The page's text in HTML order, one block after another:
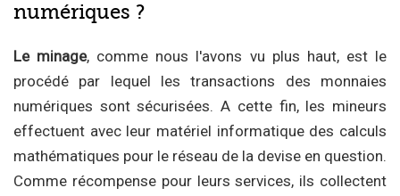
numériques ?
Le minage, comme nous l'avons vu plus haut, est le
procédé par lequel les transactions des monnaies
numériques sont sécurisées. A cette fin, les mineurs
effectuent avec leur matériel informatique des calculs
mathématiques pour le réseau de la devise en question.
Comme récompense pour leurs services, ils collectent